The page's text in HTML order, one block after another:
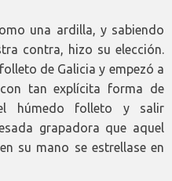
una ardilla, y sabiendo
contra, hizo su elección.
de Galicia y empezó a
tan explícita forma de
húmedo folleto y salir
grapadora que aquel
su mano se estrellase en